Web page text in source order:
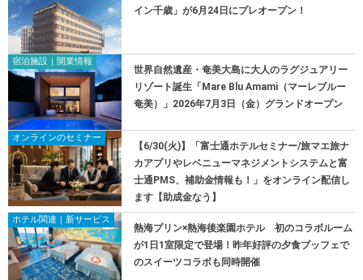
イン千歳」が6月24日にプレオープン！
宿泊施設｜開業情報
世界自然遺産・奄美大島に大人のラグジュアリー
リゾート誕生「Mare Blu Amami（マーレブルー
奄美）」2026年7月3日（金）グランドオープン
オンラインのセミナー
【6/30(火)】「富士通ホテルセミナー/旅マエ旅ナ
カアプリやレベニューマネジメントシステムと富
士通PMS、補助金情報も！」をオンライン配信し
ます【助成金なう】
ホテル関連｜新サービス
熱海プリン×熱海後楽園ホテル 初のコラボルーム
が1日1室限定で登場！昨年好評の夕食ブッフェで
のスイーツコラボも同時開催